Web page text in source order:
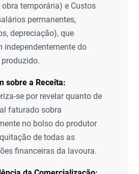
obra temporária) e Custos
permanentes,
depreciação), que
independentemente do
sobre a Receita:
se por revelar quanto de
faturado sobra
no bolso do produtor
de todas as
financeiras da lavoura.